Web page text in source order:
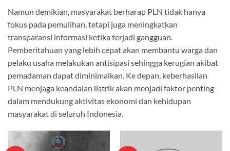
Namun demikian, masyarakat berharap PLN tidak hanya
fokus pada pemulihan, tetapi juga meningkatkan
transparansi informasi ketika terjadi gangguan.
Pemberitahuan yang lebih cepat akan membantu warga dan
pelaku usaha melakukan antisipasi sehingga kerugian akibat
pemadaman dapat diminimalkan. Ke depan, keberhasilan
PLN menjaga keandalan listrik akan menjadi faktor penting
dalam mendukung aktivitas ekonomi dan kehidupan
masyarakat di seluruh Indonesia.